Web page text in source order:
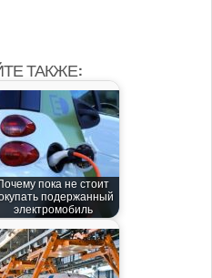
ТАКЖЕ:
пока не стоит
подержанный
электромобиль